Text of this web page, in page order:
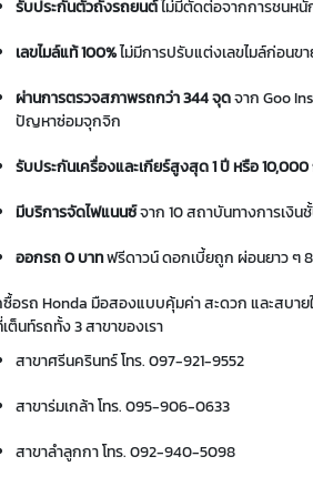
รับประกันตัวถังรถยนต์ไม่มีตัดต่อจากการชนห
เลขไมล์แท้ 100%ไม่มีการปรับแต่งเลขไมล์ก่อนข
ผ่านการตรวจสภาพรถกว่า 344 จุดจาก Goo
ปัญหาซ่อมจุกจิก
รับประกันเครื่องและเกียร์สูงสุด 1 ปี หรือ 10,000
มีบริการจัดไฟแนนซ์จาก 10 สถาบันทางการเงิ
ออกรถ 0 บาทฟรีดาวน์ ดอกเบี้ยถูก ผ่อนยาว ๆ
ซื้อรถ Honda มือสองแบบคุ้มค่า สะดวก และสบา
ต็นท์รถทั้ง 3 สาขาของเรา
สาขาศรีนครินทร์ โทร.097-921-9552
สาขาร่มเกล้า โทร.095-906-0633
สาขาลำลูกกา โทร.092-940-5098